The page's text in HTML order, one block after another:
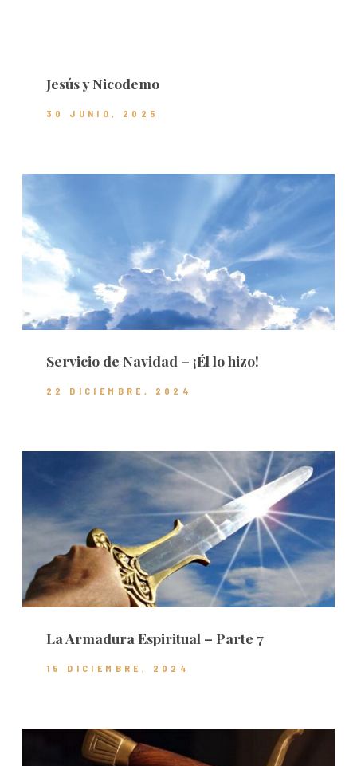
Jesús y Nicodemo
30 JUNIO, 2025
Servicio de Navidad – ¡Él lo hizo!
22 DICIEMBRE, 2024
La Armadura Espiritual – Parte 7
15 DICIEMBRE, 2024